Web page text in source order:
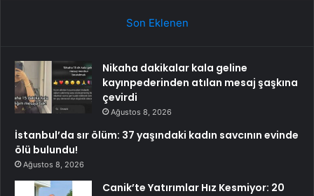
Son Eklenen
Nikaha dakikalar kala geline
kayınpederinden atılan mesaj şaşkına
çevirdi
Ağustos 8, 2026
İstanbul’da sır ölüm: 37 yaşındaki kadın savcının evinde
ölü bulundu!
Ağustos 8, 2026
Canik’te Yatırımlar Hız Kesmiyor: 20